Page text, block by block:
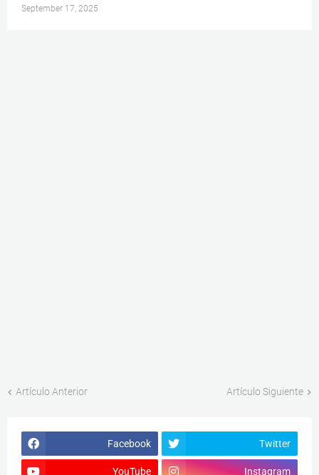
September 17, 2025
Artículo Anterior Artículo Siguiente
Facebook Twitter
YouTube Instagram